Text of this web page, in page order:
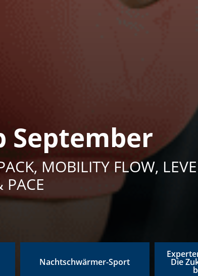
September
MOBILITY FLOW,
Nachtschwärmer-Sport Die